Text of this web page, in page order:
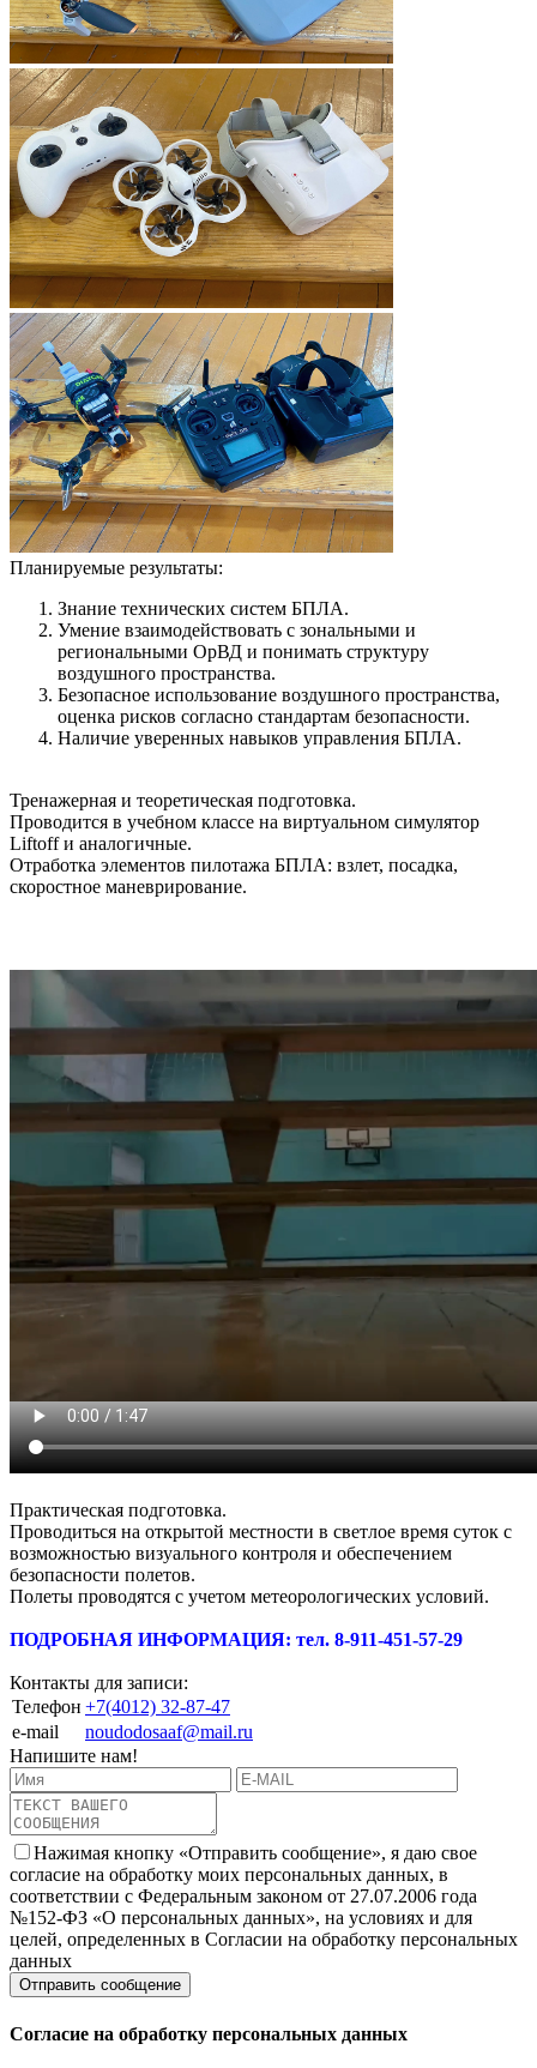
Планируемые результаты:
Знание технических систем БПЛА.
Умение взаимодействовать с зональными и
региональными ОрВД и понимать структуру
воздушного пространства.
Безопасное использование воздушного пространства,
оценка рисков согласно стандартам безопасности.
Наличие уверенных навыков управления БПЛА.
Тренажерная и теоретическая подготовка.
Проводится в учебном классе на виртуальном симулятор
Liftoff и аналогичные.
Отработка элементов пилотажа БПЛА: взлет, посадка,
скоростное маневрирование.
Практическая подготовка.
Проводиться на открытой местности в светлое время суток с
возможностью визуального контроля и обеспечением
безопасности полетов.
Полеты проводятся с учетом метеорологических условий.
ПОДРОБНАЯ ИНФОРМАЦИЯ: тел. 8-911-451-57-29
Контакты для записи:
Телефон +7(4012) 32-87-47
e-mail
noudodosaaf@mail.ru
Напишите нам!
Нажимая кнопку «Отправить сообщение», я даю свое
согласие на обработку моих персональных данных, в
соответствии с Федеральным законом от 27.07.2006 года
№152-ФЗ «О персональных данных», на условиях и для
целей, определенных в Согласии на обработку персональных
данных
Согласие на обработку персональных данных